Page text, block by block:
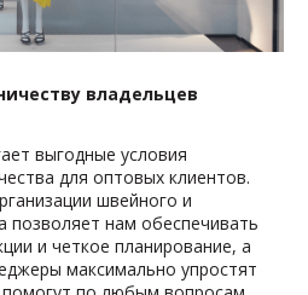
владельцев
выгодные условия
для оптовых клиентов.
швейного и
позволяет нам обеспечивать
и четкое планирование, а
максимально упростят